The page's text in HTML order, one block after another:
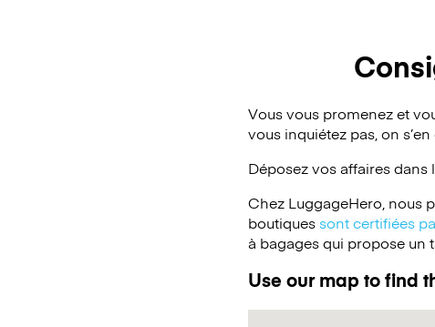
Vous vous promenez et
vous inquiétez pas, on
Déposez vos affaires dans
Chez LuggageHero, nous
boutiquessont certifiées
à bagages qui propose un
Use our map to find